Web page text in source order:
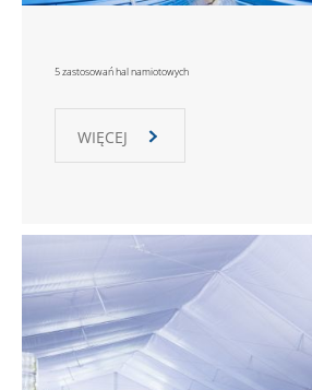
5 zastosowań hal namiotowych
WIĘCEJ